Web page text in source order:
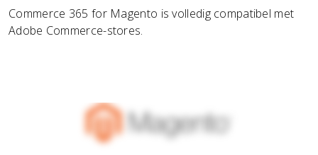
Commerce 365 for Magento is volledig compatibel met
Adobe Commerce-stores.